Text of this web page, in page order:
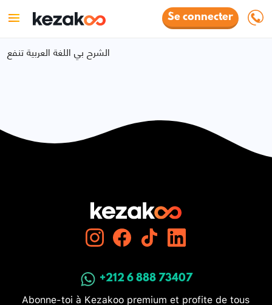
Se connecter
الشرح بي اللغة العربية تنفع
+212 6 888 73407
Abonne-toi à Kezakoo premium et profite de tous